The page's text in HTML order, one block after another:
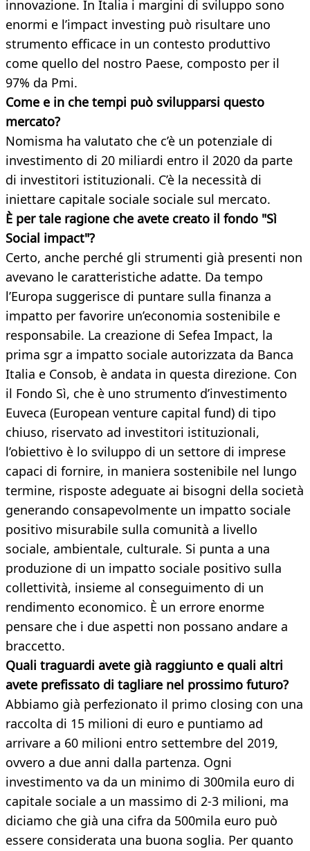
innovazione. In Italia i margini di sviluppo sono
enormi e l’impact investing può risultare uno
strumento efficace in un contesto produttivo
come quello del nostro Paese, composto per il
97% da Pmi.
Come e in che tempi può svilupparsi questo
mercato?
Nomisma ha valutato che c’è un potenziale di
investimento di 20 miliardi entro il 2020 da parte
di investitori istituzionali. C’è la necessità di
iniettare capitale sociale sociale sul mercato.
È per tale ragione che avete creato il fondo "Sì
Social impact"?
Certo, anche perché gli strumenti già presenti non
avevano le caratteristiche adatte. Da tempo
l’Europa suggerisce di puntare sulla finanza a
impatto per favorire un’economia sostenibile e
responsabile. La creazione di Sefea Impact, la
prima sgr a impatto sociale autorizzata da Banca
Italia e Consob, è andata in questa direzione. Con
il Fondo Sì, che è uno strumento d’investimento
Euveca (European venture capital fund) di tipo
chiuso, riservato ad investitori istituzionali,
l’obiettivo è lo sviluppo di un settore di imprese
capaci di fornire, in maniera sostenibile nel lungo
termine, risposte adeguate ai bisogni della società
generando consapevolmente un impatto sociale
positivo misurabile sulla comunità a livello
sociale, ambientale, culturale. Si punta a una
produzione di un impatto sociale positivo sulla
collettività, insieme al conseguimento di un
rendimento economico. È un errore enorme
pensare che i due aspetti non possano andare a
braccetto.
Quali traguardi avete già raggiunto e quali altri
avete prefissato di tagliare nel prossimo futuro?
Abbiamo già perfezionato il primo closing con una
raccolta di 15 milioni di euro e puntiamo ad
arrivare a 60 milioni entro settembre del 2019,
ovvero a due anni dalla partenza. Ogni
investimento va da un minimo di 300mila euro di
capitale sociale a un massimo di 2-3 milioni, ma
diciamo che già una cifra da 500mila euro può
essere considerata una buona soglia. Per quanto